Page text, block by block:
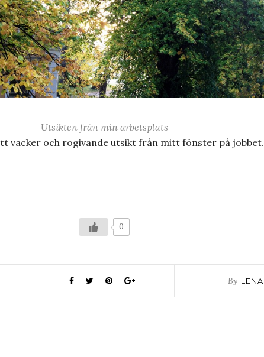
Utsikten från min arbetsplats
vacker och rogivande utsikt från mitt fönster på jobbet.
0
By LENA